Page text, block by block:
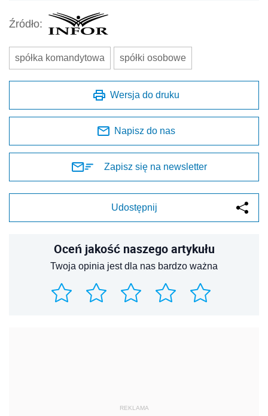
Źródło:
spółka komandytowa spółki osobowe
Wersja do druku
Napisz do nas
Zapisz się na newsletter
Udostępnij
Oceń jakość naszego artykułu
Twoja opinia jest dla nas bardzo ważna
REKLAMA